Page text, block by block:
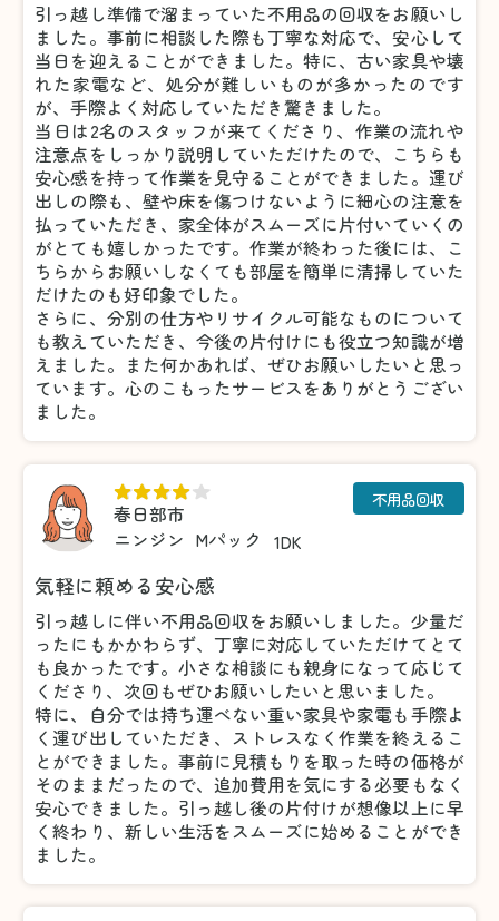
引っ越し準備で溜まっていた不用品の回収をお願いし
ました。事前に相談した際も丁寧な対応で、安心して
当日を迎えることができました。特に、古い家具や壊
れた家電など、処分が難しいものが多かったのです
が、手際よく対応していただき驚きました。
当日は2名のスタッフが来てくださり、作業の流れや
注意点をしっかり説明していただけたので、こちらも
安心感を持って作業を見守ることができました。運び
出しの際も、壁や床を傷つけないように細心の注意を
払っていただき、家全体がスムーズに片付いていくの
がとても嬉しかったです。作業が終わった後には、こ
ちらからお願いしなくても部屋を簡単に清掃していた
だけたのも好印象でした。
さらに、分別の仕方やリサイクル可能なものについて
も教えていただき、今後の片付けにも役立つ知識が増
えました。また何かあれば、ぜひお願いしたいと思っ
ています。心のこもったサービスをありがとうござい
ました。
春日部市
ニンジン Mパック 1DK
不用品回収
気軽に頼める安心感
引っ越しに伴い不用品回収をお願いしました。少量だ
ったにもかかわらず、丁寧に対応していただけてとて
も良かったです。小さな相談にも親身になって応じて
くださり、次回もぜひお願いしたいと思いました。
特に、自分では持ち運べない重い家具や家電も手際よ
く運び出していただき、ストレスなく作業を終えるこ
とができました。事前に見積もりを取った時の価格が
そのままだったので、追加費用を気にする必要もなく
安心できました。引っ越し後の片付けが想像以上に早
く終わり、新しい生活をスムーズに始めることができ
ました。